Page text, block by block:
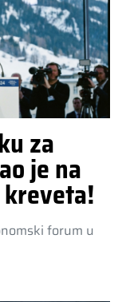
za
je na
kreveta!
forum u